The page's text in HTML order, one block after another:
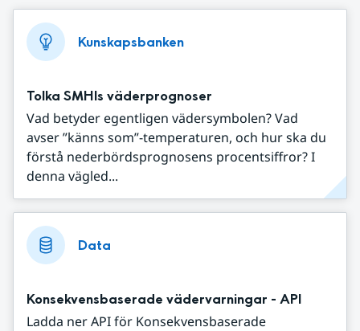
Kunskapsbanken
Tolka SMHIs väderprognoser
Vad betyder egentligen vädersymbolen? Vad
avser ”känns som”-temperaturen, och hur ska du
förstå nederbördsprognosens procentsiffror? I
denna vägled...
Data
Konsekvensbaserade vädervarningar - API
Ladda ner API för Konsekvensbaserade